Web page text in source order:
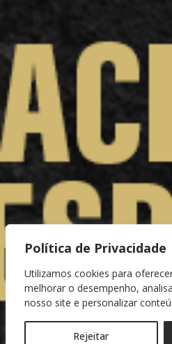
Política de Privacidade
Utilizamos cookies para
melhorar o desempenho,
nosso site e personalizar
Rejeitar